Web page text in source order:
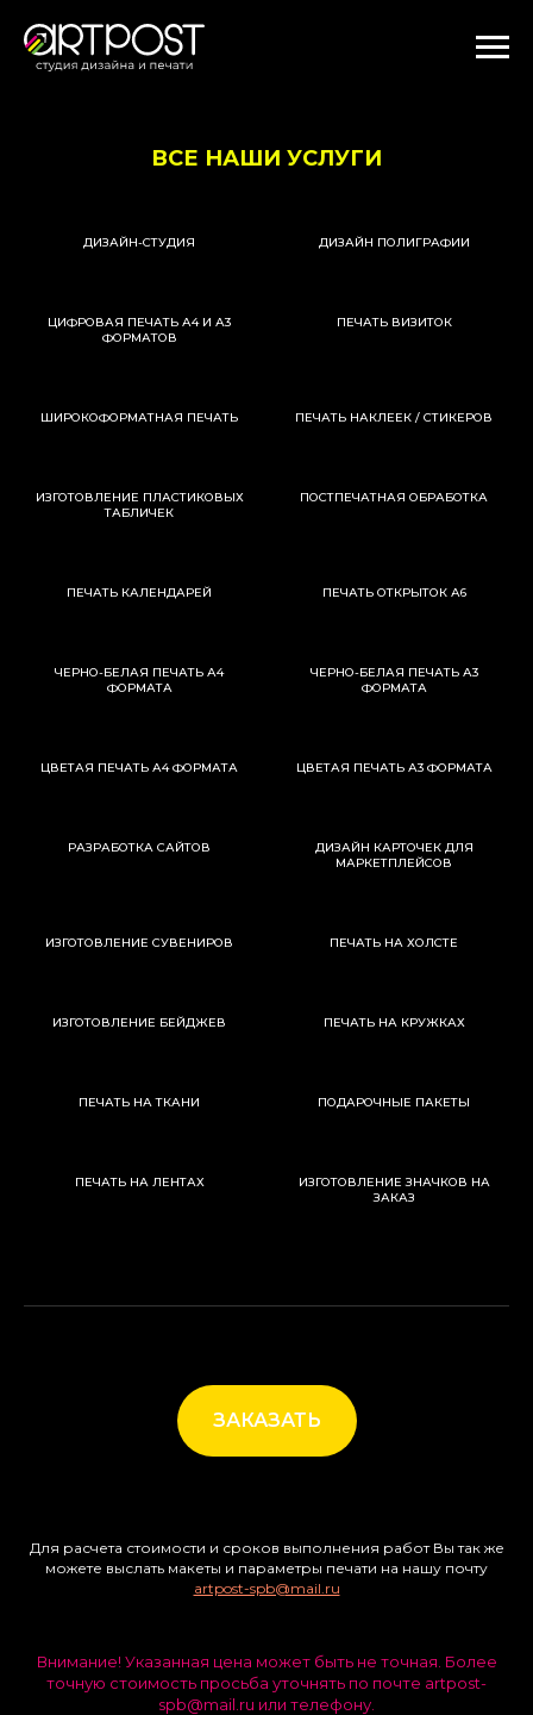
ВСЕ НАШИ УСЛУГИ
ДИЗАЙН-СТУДИЯ ДИЗАЙН ПОЛИГРАФИИ
ЦИФРОВАЯ ПЕЧАТЬ А4 И А3
ФОРМАТОВ
ПЕЧАТЬ ВИЗИТОК
ШИРОКОФОРМАТНАЯ ПЕЧАТЬ ПЕЧАТЬ НАКЛЕЕК / СТИКЕРОВ
ИЗГОТОВЛЕНИЕ ПЛАСТИКОВЫХ
ТАБЛИЧЕК
ПОСТПЕЧАТНАЯ ОБРАБОТКА
ПЕЧАТЬ КАЛЕНДАРЕЙ ПЕЧАТЬ ОТКРЫТОК А6
ЧЕРНО-БЕЛАЯ ПЕЧАТЬ А4
ФОРМАТА
ЧЕРНО-БЕЛАЯ ПЕЧАТЬ А3
ФОРМАТА
ЦВЕТАЯ ПЕЧАТЬ А4 ФОРМАТА ЦВЕТАЯ ПЕЧАТЬ А3 ФОРМАТА
РАЗРАБОТКА САЙТОВ
ДИЗАЙН КАРТОЧЕК ДЛЯ
МАРКЕТПЛЕЙСОВ
ИЗГОТОВЛЕНИЕ СУВЕНИРОВ ПЕЧАТЬ НА ХОЛСТЕ
ИЗГОТОВЛЕНИЕ БЕЙДЖЕВ ПЕЧАТЬ НА КРУЖКАХ
ПЕЧАТЬ НА ТКАНИ ПОДАРОЧНЫЕ ПАКЕТЫ
ПЕЧАТЬ НА ЛЕНТАХ
ИЗГОТОВЛЕНИЕ ЗНАЧКОВ НА
ЗАКАЗ
ЗАКАЗАТЬ
Для расчета стоимости и сроков выполнения работ Вы так же
можете выслать макеты и параметры печати на нашу почту
artpost-spb@mail.ru
Внимание! Указанная цена может быть не точная. Более
точную стоимость просьба уточнять по почте artpost-
spb@mail.ru или телефону.